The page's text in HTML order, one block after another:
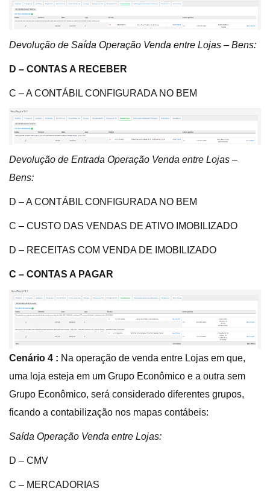
Devolução de Saída Operação Venda entre Lojas – Bens:
D – CONTAS A RECEBER
C – A CONTÁBIL CONFIGURADA NO BEM
Devolução de Entrada Operação Venda entre Lojas –
Bens:
D – A CONTÁBIL CONFIGURADA NO BEM
C – CUSTO DAS VENDAS DE ATIVO IMOBILIZADO
D – RECEITAS COM VENDA DE IMOBILIZADO
C – CONTAS A PAGAR
Cenário 4 : Na operação de venda entre Lojas em que,
uma loja esteja em um Grupo Econômico e a outra sem
Grupo Econômico, será considerado diferentes grupos,
ficando a contabilização nos mapas contábeis:
Saída Operação Venda entre Lojas:
D – CMV
C – MERCADORIAS